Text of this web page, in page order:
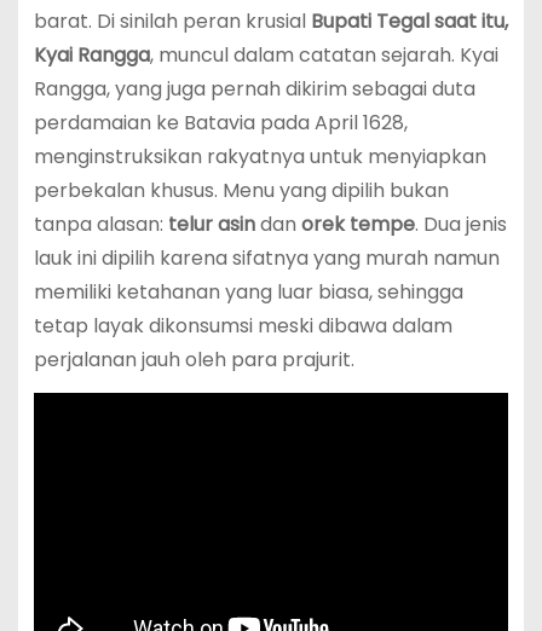
barat. Di sinilah peran krusial Bupati Tegal saat itu,
Kyai Rangga, muncul dalam catatan sejarah. Kyai
Rangga, yang juga pernah dikirim sebagai duta
perdamaian ke Batavia pada April 1628,
menginstruksikan rakyatnya untuk menyiapkan
perbekalan khusus. Menu yang dipilih bukan
tanpa alasan: telur asindan orek tempe. Dua jenis
lauk ini dipilih karena sifatnya yang murah namun
memiliki ketahanan yang luar biasa, sehingga
tetap layak dikonsumsi meski dibawa dalam
perjalanan jauh oleh para prajurit.